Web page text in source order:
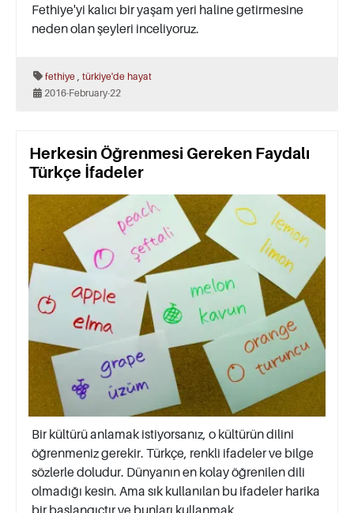
Fethiye'yi kalıcı bir yaşam yeri haline getirmesine
neden olan şeyleri inceliyoruz.
fethiye türkiye'de hayat
2016-February-22
Herkesin Öğrenmesi Gereken Faydalı
Türkçe İfadeler
Bir kültürü anlamak istiyorsanız, o kültürün dilini
öğrenmeniz gerekir. Türkçe, renkli ifadeler ve bilge
sözlerle doludur. Dünyanın en kolay öğrenilen dili
olmadığı kesin. Ama sık kullanılan bu ifadeler harika